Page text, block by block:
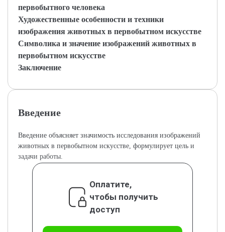
первобытного человека
Художественные особенности и техники
изображения животных в первобытном искусстве
Символика и значение изображений животных в
первобытном искусстве
Заключение
Введение
Введение объясняет значимость исследования изображений
животных в первобытном искусстве, формулирует цель и
задачи работы.
Оплатите,
чтобы получить
доступ